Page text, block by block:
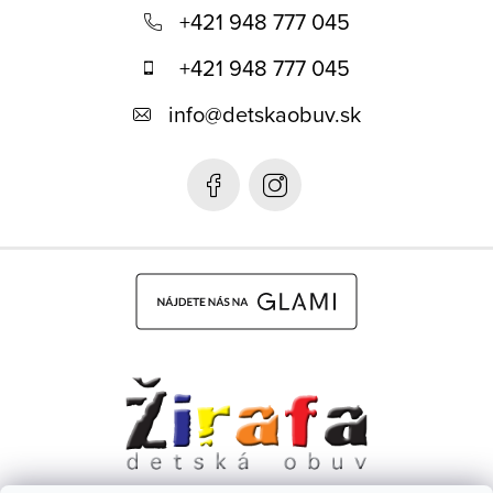
+421 948 777 045
+421 948 777 045
info@detskaobuv.sk